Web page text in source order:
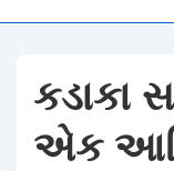
to
Contentકડાકા
એક